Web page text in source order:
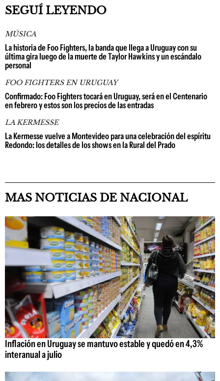
SEGUÍ LEYENDO
MÚSICA
La historia de Foo Fighters, la banda que llega a Uruguay con su
última gira luego de la muerte de Taylor Hawkins y un escándalo
personal
FOO FIGHTERS EN URUGUAY
Confirmado: Foo Fighters tocará en Uruguay, será en el Centenario
en febrero y estos son los precios de las entradas
LA KERMESSE
La Kermesse vuelve a Montevideo para una celebración del espíritu
Redondo: los detalles de los shows en la Rural del Prado
MAS NOTICIAS DE NACIONAL
Inflación en Uruguay se mantuvo estable y quedó en 4,3%
interanual a julio